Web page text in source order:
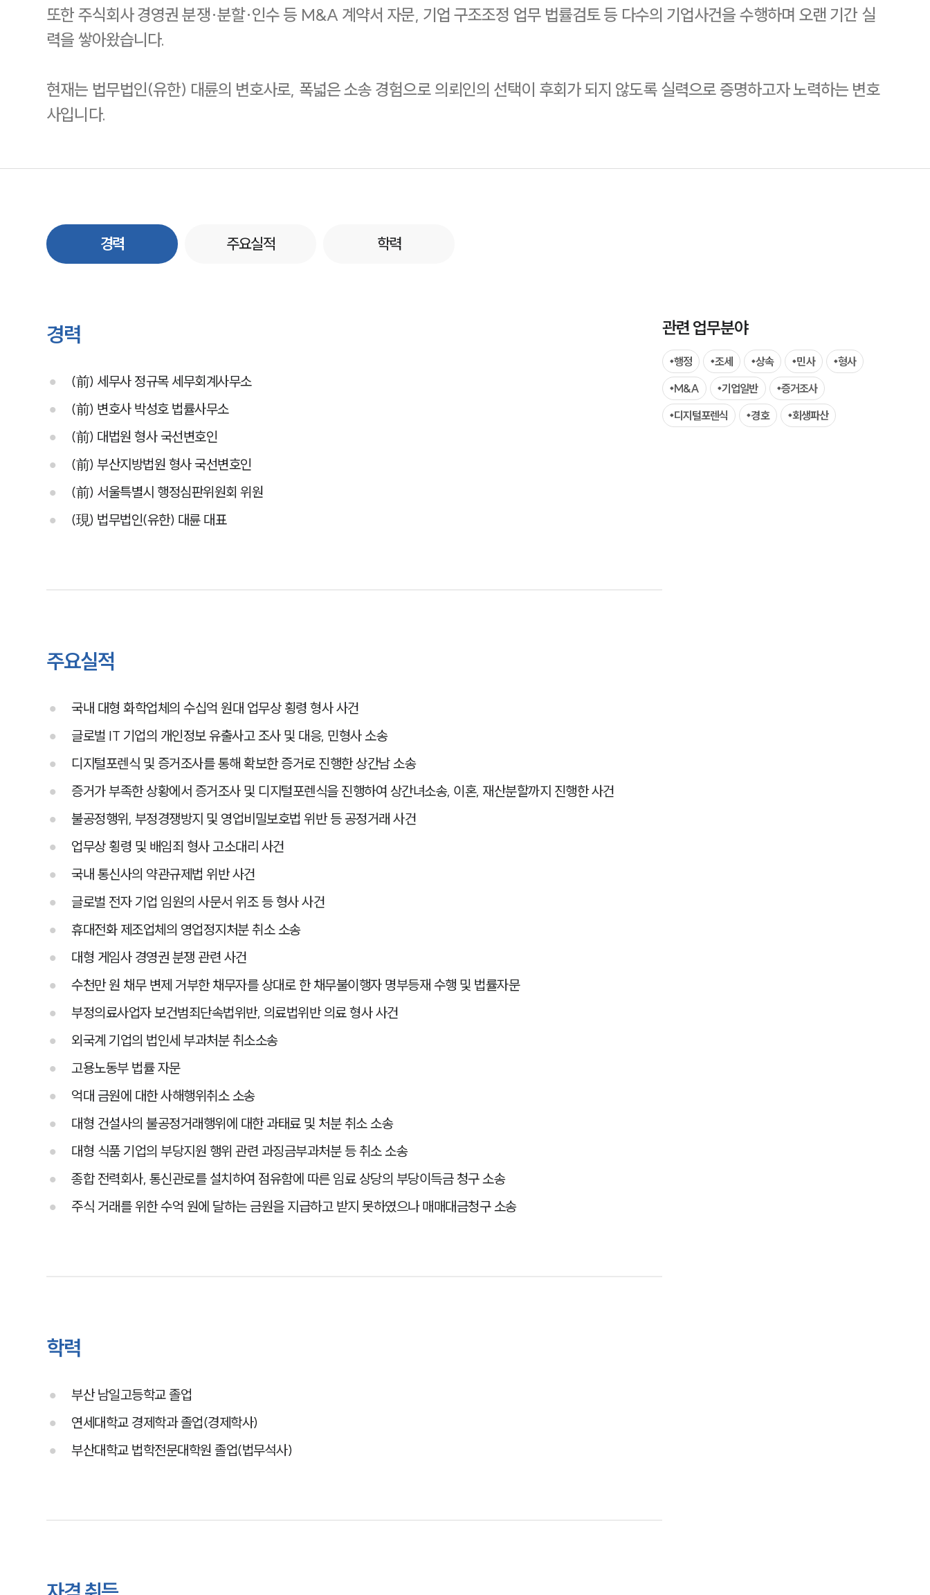
고객의 소리
통합검색
AI대륜
업무사례
또한 주식회사 경영권 분쟁·분할·인수 등 M&A 계약서 자문, 기업 구조조정 업무 법률검토 등 다수의 기업사건을 수행하며 오랜 기간 실
력을 쌓아왔습니다.
현재는 법무법인(유한) 대륜의 변호사로, 폭넓은 소송 경험으로 의뢰인의 선택이 후회가 되지 않도록 실력으로 증명하고자 노력하는 변호
사입니다.
경력 주요실적 학력
경력
(前) 세무사 정규목 세무회계사무소
(前) 변호사 박성호 법률사무소
(前) 대법원 형사 국선변호인
(前) 부산지방법원 형사 국선변호인
(前) 서울특별시 행정심판위원회 위원
(現) 법무법인(유한) 대륜 대표
주요실적
국내 대형 화학업체의 수십억 원대 업무상 횡령 형사 사건
글로벌 IT 기업의 개인정보 유출사고 조사 및 대응, 민형사 소송
디지털포렌식 및 증거조사를 통해 확보한 증거로 진행한 상간남 소송
증거가 부족한 상황에서 증거조사 및 디지털포렌식을 진행하여 상간녀소송, 이혼, 재산분할까지 진행한 사건
불공정행위, 부정경쟁방지 및 영업비밀보호법 위반 등 공정거래 사건
업무상 횡령 및 배임죄 형사 고소대리 사건
국내 통신사의 약관규제법 위반 사건
글로벌 전자 기업 임원의 사문서 위조 등 형사 사건
휴대전화 제조업체의 영업정지처분 취소 소송
대형 게임사 경영권 분쟁 관련 사건
수천만 원 채무 변제 거부한 채무자를 상대로 한 채무불이행자 명부등재 수행 및 법률자문
부정의료사업자 보건범죄단속법위반, 의료법위반 의료 형사 사건
외국계 기업의 법인세 부과처분 취소소송
고용노동부 법률 자문
억대 금원에 대한 사해행위취소 소송
대형 건설사의 불공정거래행위에 대한 과태료 및 처분 취소 소송
대형 식품 기업의 부당지원 행위 관련 과징금부과처분 등 취소 소송
종합 전력회사, 통신관로를 설치하여 점유함에 따른 임료 상당의 부당이득금 청구 소송
주식 거래를 위한 수억 원에 달하는 금원을 지급하고 받지 못하였으나 매매대금청구 소송
학력
부산 남일고등학교 졸업
연세대학교 경제학과 졸업(경제학사)
부산대학교 법학전문대학원 졸업(법무석사)
관련 업무분야
행정 조세 상속 민사
형사
M&A
기업일반
증거조사
디지털포렌식
경호 회생파산